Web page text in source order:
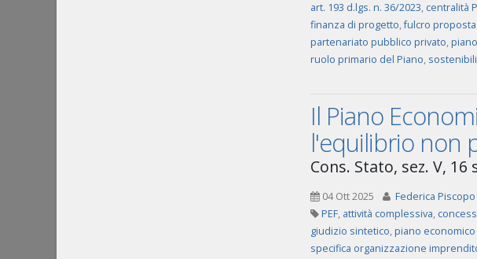
art. 193 d.lgs. n. 36/2023, centralità
finanza di progetto,fulcro
partenariato pubblico privato,
ruolo primario del Piano,
Il Piano
l'equilibrio non
Cons. Stato, sez. V,
04 Ott 2025
Federica Piscopo
PEF, attività complessiva,
giudizio sintetico,piano
specifica organizzazione